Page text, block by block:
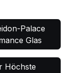
Palace
Glas
Höchste